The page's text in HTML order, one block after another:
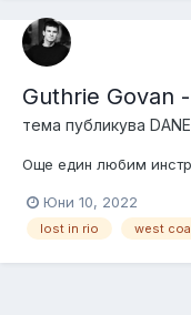
Guthrie Govan
тема публикува
Още един любим
Юни 10, 2022
lost in rio west